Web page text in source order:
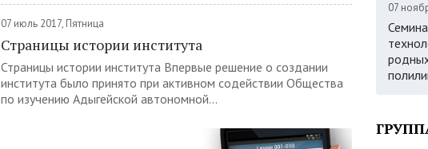
07 июль 2017, Пятница
Страницы истории института
Страницы истории института Впервые решение о создании
института было принято при активном содействии Общества
по изучению Адыгейской автономной...
07